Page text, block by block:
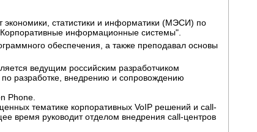
экономики, статистики и информатики (МЭСИ) по
информационные системы".
обеспечения, а также преподавал основы
ведущим российским разработчиком
разработке, внедрению и сопровождению
Phone.
тематике корпоративных VoIP решений и call-
время руководит отделом внедрения call-центров